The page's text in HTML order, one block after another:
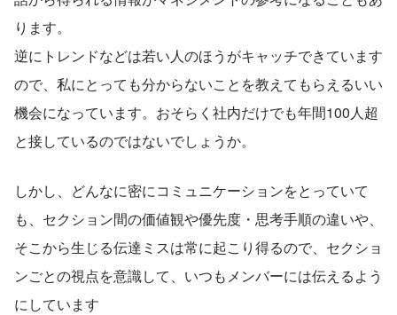
ります。
逆にトレンドなどは若い人のほうがキャッチできています
ので、私にとっても分からないことを教えてもらえるいい
機会になっています。おそらく社内だけでも年間100人超
と接しているのではないでしょうか。
しかし、どんなに密にコミュニケーションをとっていて
も、セクション間の価値観や優先度・思考手順の違いや、
そこから生じる伝達ミスは常に起こり得るので、セクショ
ンごとの視点を意識して、いつもメンバーには伝えるよう
にしています